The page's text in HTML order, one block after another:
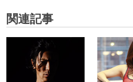
関連記事